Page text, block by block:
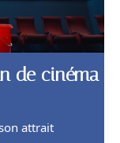
de cinéma
attrait